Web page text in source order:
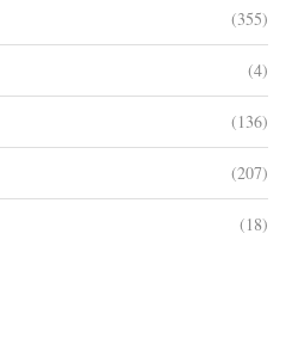
(355)
(4)
(136)
(207)
(18)